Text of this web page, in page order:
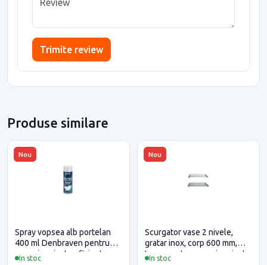
Trimite review
Produse similare
Nou
In stoc
Spray vopsea alb portelan
400 ml Denbraven pentru
casa si proiecte eficiente
Nou
In stoc
Scurgator vase 2 nivele,
gratar inox, corp 600 mm,
Inoxa pentru casa si proiecte